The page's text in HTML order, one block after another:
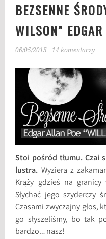
BEZSENNE
WILSON”
06/05/2015 14 komentarzy
Stoi pośród tłumu. Czai
lustra. Wyziera z
Krąży gdzieś na
Słychać jego szyderczy
Czasami zwyczajny głos,
go słyszeliśmy, bo tak
bardzo… nasz!